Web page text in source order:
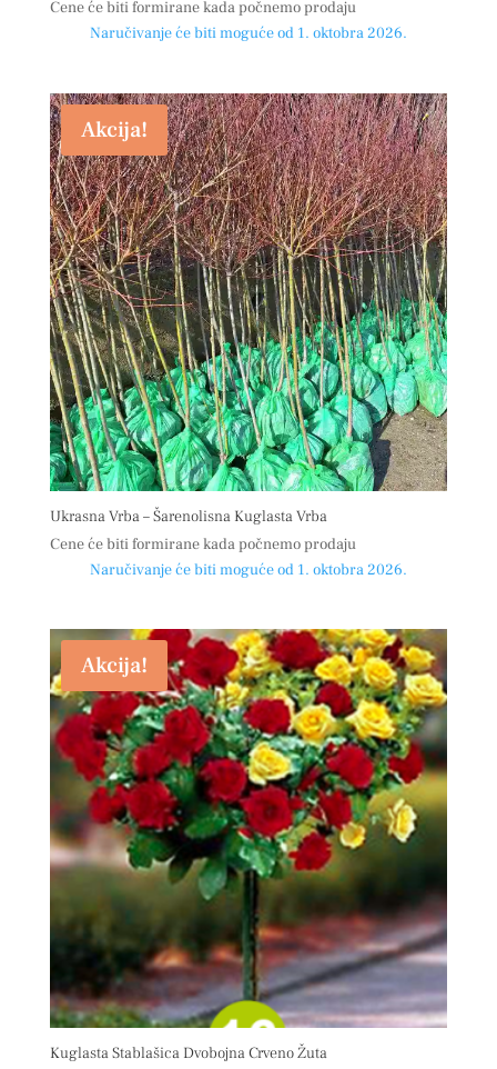
Cene će biti formirane kada počnemo prodaju
Naručivanje će biti moguće od 1. oktobra 2026.
Akcija!
Ukrasna Vrba – Šarenolisna Kuglasta Vrba
Cene će biti formirane kada počnemo prodaju
Naručivanje će biti moguće od 1. oktobra 2026.
Akcija!
Kuglasta Stablašica Dvobojna Crveno Žuta